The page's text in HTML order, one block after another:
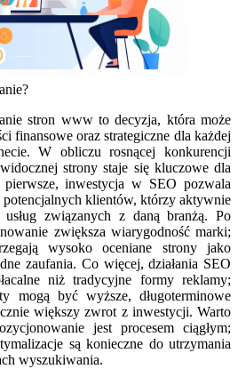
stron www to decyzja, która może
finansowe oraz strategiczne dla każdej
W obliczu rosnącej konkurencji
strony staje się kluczowe dla
pierwsze, inwestycja w SEO pozwala
potencjalnych klientów, którzy aktywnie
związanych z daną branżą. Po
zwiększa wiarygodność marki;
wysoko oceniane strony jako
zaufania. Co więcej, działania SEO
niż tradycyjne formy reklamy;
mogą być wyższe, długoterminowe
większy zwrot z inwestycji. Warto
jest procesem ciągłym;
są konieczne do utrzymania
wyszukiwania.